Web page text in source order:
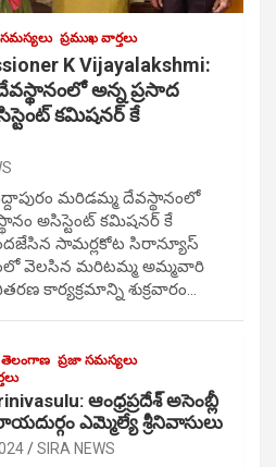
ప్రముఖ వార్తలు
K Vijayalakshmi:
అన్న ప్రసాద
కమిషనర్ కే
మరిడమ్మ దేవస్థానంలో
అసిస్టెంట్ కమిషనర్ కే
సామర్లకోట సిరాన్యూస్
వెలసిన మరిటమ్మ అమ్మవారి
కార్యక్రమాన్ని శుక్రవారం…
తెలంగాణ ప్రజా సమస్యలు
ఆంధ్రప్రదేశ్ అసెంబ్లీ
ఎమ్మెల్యే శ్రీనివాసులు
SIRA NEWS